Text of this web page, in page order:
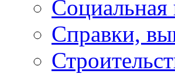
Социальная
Справки,